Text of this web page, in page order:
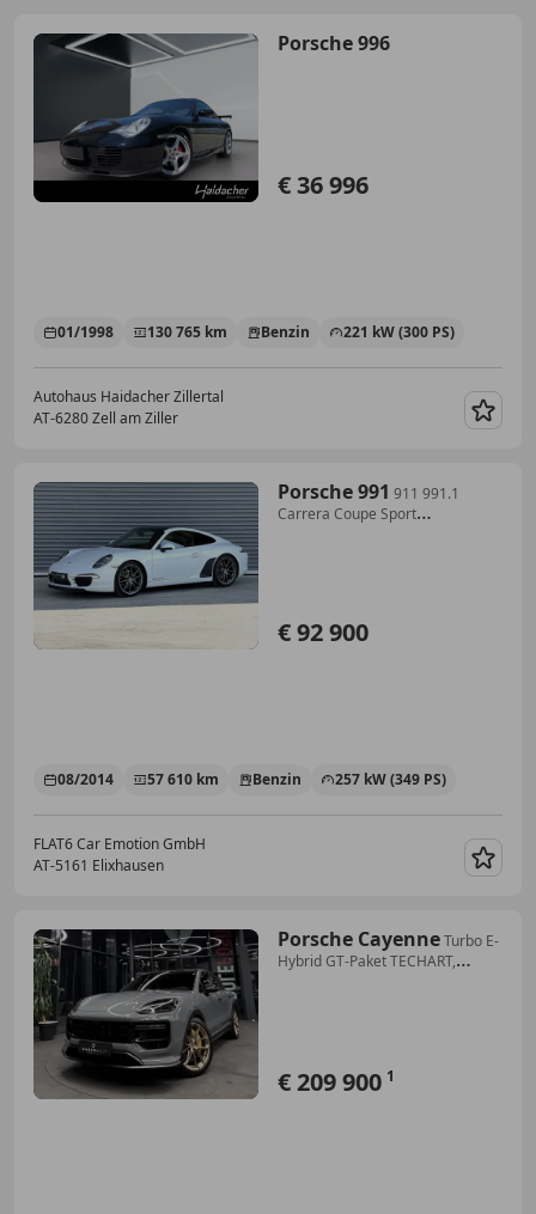
Porsche 996
€ 36 996
01/1998 130 765 km Benzin 221 kW (300 PS)
Autohaus Haidacher Zillertal
AT-6280 Zell am Ziller
Porsche 991 911 991.1
Carrera Coupe Sport
€ 92 900
08/2014 57 610 km Benzin 257 kW (349 PS)
FLAT6 Car Emotion GmbH
AT-5161 Elixhausen
Porsche CayenneTurbo E-
Hybrid GT-Paket TECHART,
€ 209 900 1